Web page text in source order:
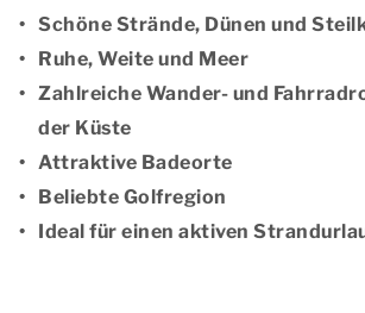
Schöne Strände, Dünen und
Ruhe, Weite und Meer
Zahlreiche Wander- und
der Küste
Attraktive Badeorte
Beliebte Golfregion
Ideal für einen aktiven